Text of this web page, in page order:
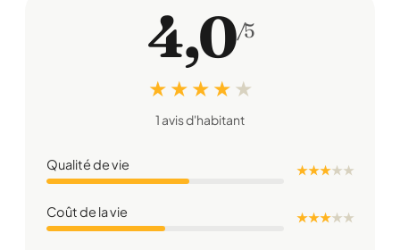
4,0/5
★ ★ ★ ★ ★
1 avis d'habitant
Qualité de vie ★ ★ ★★★
Coût de la vie ★ ★ ★★★